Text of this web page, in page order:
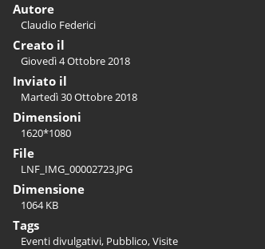
Autore
Claudio Federici
Creato il
Giovedì 4 Ottobre 2018
Inviato il
Martedì 30 Ottobre 2018
Dimensioni
1620*1080
File
LNF_IMG_00002723.JPG
Dimensione
1064 KB
Tags
Eventi divulgativi, Pubblico,Visite